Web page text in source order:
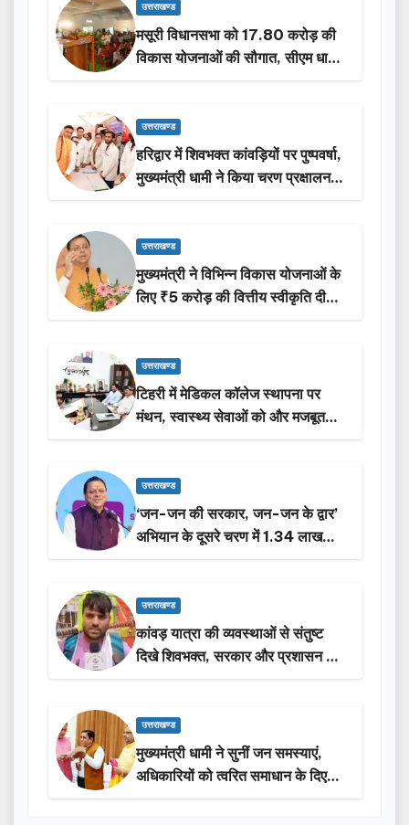
उत्तराखण्ड
मसूरी विधानसभा को 17.80 करोड़ की
विकास योजनाओं की सौगात, सीएम धामी
ने किया लोकार्पण-शिलान्यास.
उत्तराखण्ड
हरिद्वार में शिवभक्त कांवड़ियों पर पुष्पवर्षा,
मुख्यमंत्री धामी ने किया चरण प्रक्षालन…
उत्तराखण्ड
मुख्यमंत्री ने विभिन्न विकास योजनाओं के
लिए ₹5 करोड़ की वित्तीय स्वीकृति दी…
उत्तराखण्ड
टिहरी में मेडिकल कॉलेज स्थापना पर
मंथन, स्वास्थ्य सेवाओं को और मजबूत
करेगी सरकार: मुख्यमंत्री धामी…
उत्तराखण्ड
‘जन-जन की सरकार, जन-जन के द्वार’
अभियान के दूसरे चरण में 1.34 लाख
लोगों की भागीदारी…
उत्तराखण्ड
कांवड़ यात्रा की व्यवस्थाओं से संतुष्ट
दिखे शिवभक्त, सरकार और प्रशासन की
सराहना…
उत्तराखण्ड
मुख्यमंत्री धामी ने सुनीं जन समस्याएं,
अधिकारियों को त्वरित समाधान के दिए
निर्देश